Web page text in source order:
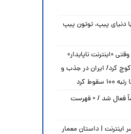
دنیای پیپ، توتون پیپ
«اینترنت ناپایدار»
کرد/ ایران در جذب و
کرد
فعال شد / + فهرست
| داستان معمار